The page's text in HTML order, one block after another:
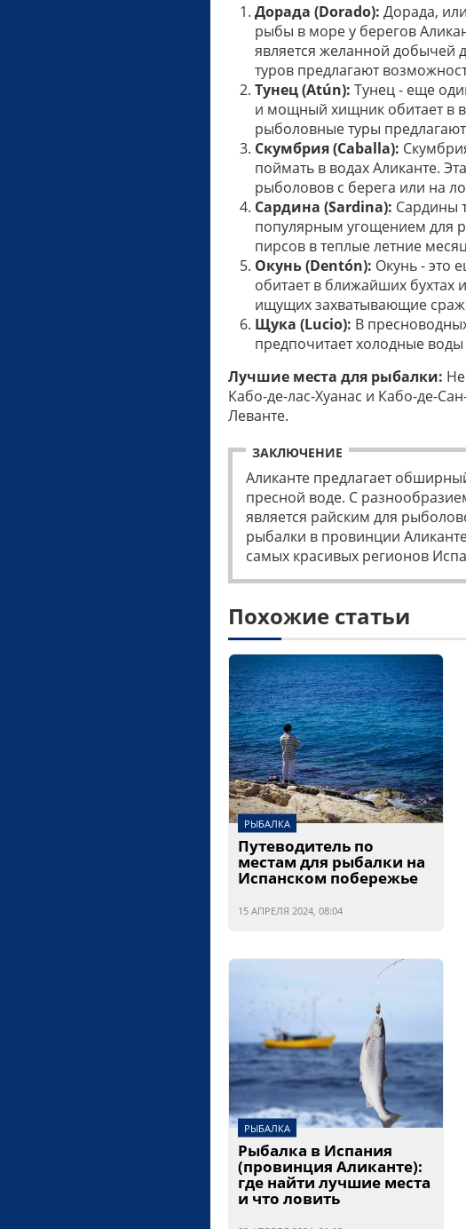
Дорада (Dorado): Дорада,
рыбы в море у берегов
является желанной добычей
туров предлагают
Тунец (Atún): Тунец - еще
и мощный хищник обитает в
рыболовные туры
Скумбрия (Caballa):
поймать в водах Аликанте.
рыболовов с берега или на
Сардина (Sardina): Сардины
популярным угощением для
пирсов в теплые летние
Окунь (Dentón): Окунь - это
обитает в ближайших бухтах
ищущих захватывающие
Щука (Lucio): В
предпочитает холодные
Лучшие места для рыбалки:
Кабо-де-лас-Хуанас и Кабо-де-
Леванте.
ЗАКЛЮЧЕНИЕ
Аликанте предлагает
пресной воде. С
является райским для
рыбалки в провинции
самых красивых регионов
Похожие статьи
РЫБАЛКА
Путеводитель по
местам для рыбалки на
Испанском побережье
15 АПРЕЛЯ 2024, 08:04
РЫБАЛКА
Рыбалка в Испания
(провинция Аликанте):
где найти лучшие места
и что ловить